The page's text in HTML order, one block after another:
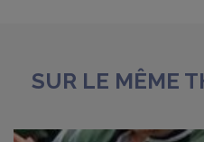
SUR LE MÊME